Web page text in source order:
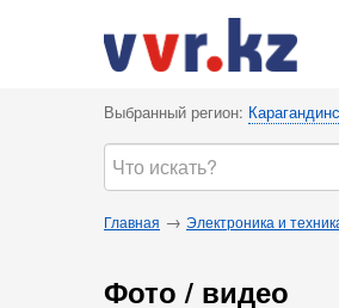
Выбранный регион:
Главная → Электроника и
Фото / видео